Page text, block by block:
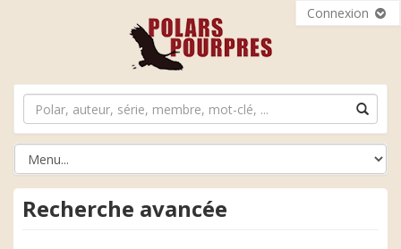
Connexion
Recherche avancée